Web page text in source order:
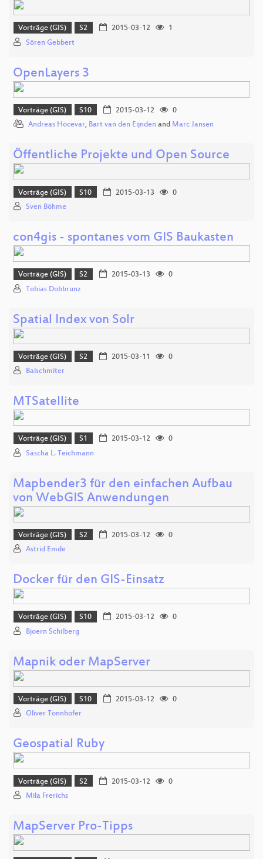
Vorträge (GIS) S2 2015-03-12
1
Sören Gebbert
OpenLayers 3
Vorträge (GIS) S10 2015-03-12
0
Andreas Hocevar, Bart van den Eijnden and Marc Jansen
Öffentliche Projekte und Open Source
Vorträge (GIS) S10 2015-03-13
0
Sven Böhme
con4gis - spontanes vom GIS Baukasten
Vorträge (GIS) S2 2015-03-13
0
Tobias Dobbrunz
Spatial Index von Solr
Vorträge (GIS) S2 2015-03-11
0
Balschmiter
MTSatellite
Vorträge (GIS) S1 2015-03-12
0
Sascha L. Teichmann
Mapbender3 für den einfachen Aufbau
von WebGIS Anwendungen
Vorträge (GIS) S2 2015-03-12
0
Astrid Emde
Docker für den GIS-Einsatz
Vorträge (GIS) S10 2015-03-12
0
Bjoern Schilberg
Mapnik oder MapServer
Vorträge (GIS) S10 2015-03-12
0
Oliver Tonnhofer
Geospatial Ruby
Vorträge (GIS) S2 2015-03-12
0
Mila Frerichs
MapServer Pro-Tipps